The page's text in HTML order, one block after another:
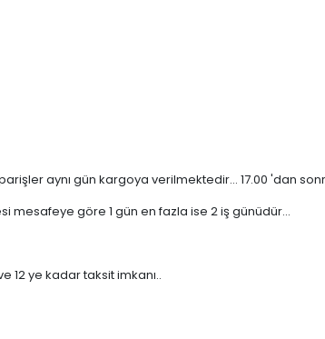
aynı gün kargoya verilmektedir... 17.00 'dan
mesafeye göre 1 gün en fazla ise 2 iş günüdür...
12 ye kadar taksit imkanı..